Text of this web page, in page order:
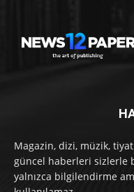
Magazin, dizi, müzik,
güncel haberleri sizlerle
yalnızca bilgilendirme